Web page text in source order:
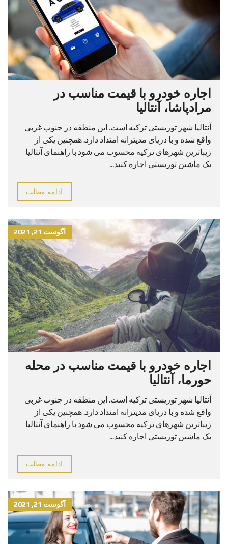
اجاره خودرو با قیمت مناسب در
مرادپاشا، آنتالیا
آنتالیا شهر توریستی ترکیه است. این منطقه در جنوب غربی
واقع شده و با دریای مدیترانه امتداد دارد. همچنین یکی از
زیباترین شهرهای ترکیه محسوب می شود با راهنمای آنتالیا
یک ماشین توریستی اجاره کنید...
ادامه مطلب
آگوست 21, 2021
اجاره خودرو با قیمت مناسب در محله
حورما، آنتالیا
آنتالیا شهر توریستی ترکیه است. این منطقه در جنوب غربی
واقع شده و با دریای مدیترانه امتداد دارد. همچنین یکی از
زیباترین شهرهای ترکیه محسوب می شود با راهنمای آنتالیا
یک ماشین توریستی اجاره کنید...
ادامه مطلب
آگوست 21, 2021